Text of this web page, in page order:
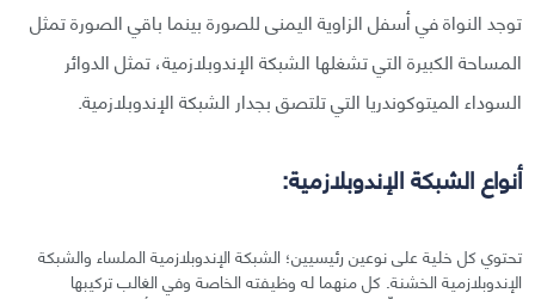
توجد النواة في أسفل الزاوية اليمنى للصورة بينما باقي الصورة تمثل
المساحة الكبيرة التي تشغلها الشبكة الإندوبلازمية، تمثل الدوائر
السوداء الميتوكوندريا التي تلتصق بجدار الشبكة الإندوبلازمية.
أنواع الشبكة الإندوبلازمية:
تحتوي كل خلية على نوعين رئيسيين؛ الشبكة الإندوبلازمية الملساء والشبكة
الإندوبلازمية الخشنة. كل منهما له وظيفته الخاصة وفي الغالب تركيبها